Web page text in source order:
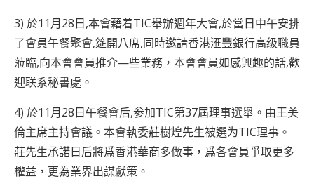
3) 於11月28日,本會藉着TIC舉辦週年大會,於當日中午安排
了會員午餐聚會,筵開八席,同時邀請香港滙豐銀行高级職員
蒞臨,向本會會員推介—些業務，本會會員如感興趣的話,歡
迎联系秘書處。
4) 於11月28日午餐會后,参加TIC第37屆理事選舉。由王美
倫主席主持會議。本會執委莊樹煌先生被選为TIC理事。
莊先生承諾日后將爲香港華商多做事，爲各會員爭取更多
權益，更為業界出謀獻策。